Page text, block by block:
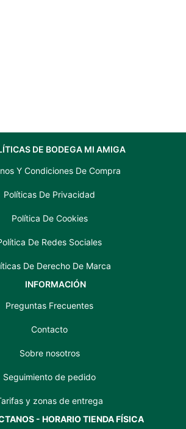
DE BODEGA MI AMIGA
Y Condiciones De Compra
Políticas De Privacidad
Política De Cookies
De Redes Sociales
De Derecho De Marca
INFORMACIÓN
Preguntas Frecuentes
Contacto
Sobre nosotros
Seguimiento de pedido
y zonas de entrega
- HORARIO TIENDA FÍSICA